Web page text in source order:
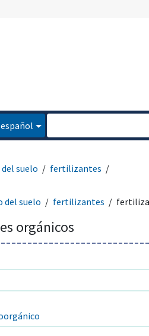
español
suelo
fertilizantes
del suelo fertilizantes
orgánicos